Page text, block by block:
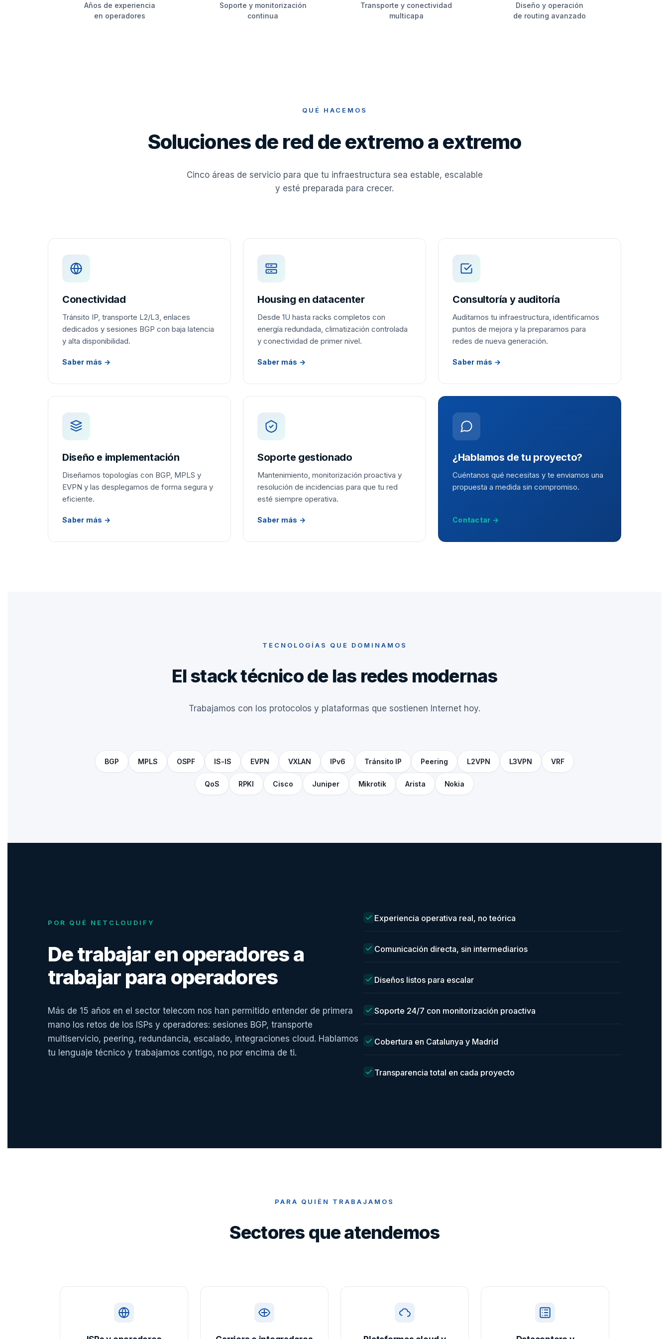
Años de experiencia
en operadores
Soporte y monitorización
continua
Transporte y conectividad
multicapa
Diseño y operación
de routing avanzado
QUÉ HACEMOS
Soluciones de red de extremo a extremo
Cinco áreas de servicio para que tu infraestructura sea estable, escalable
y esté preparada para crecer.
Conectividad
Tránsito IP, transporte L2/L3, enlaces
dedicados y sesiones BGP con baja latencia
y alta disponibilidad.
Saber más →
Housing en datacenter
Desde 1U hasta racks completos con
energía redundada, climatización controlada
y conectividad de primer nivel.
Saber más →
Consultoría y auditoría
Auditamos tu infraestructura, identificamos
puntos de mejora y la preparamos para
redes de nueva generación.
Saber más →
Diseño e implementación
Diseñamos topologías con BGP, MPLS y
EVPN y las desplegamos de forma segura y
eficiente.
Saber más →
Soporte gestionado
Mantenimiento, monitorización proactiva y
resolución de incidencias para que tu red
esté siempre operativa.
Saber más →
¿Hablamos de tu proyecto?
Cuéntanos qué necesitas y te enviamos una
propuesta a medida sin compromiso.
Contactar →
TECNOLOGÍAS QUE DOMINAMOS
El stack técnico de las redes modernas
Trabajamos con los protocolos y plataformas que sostienen Internet hoy.
BGP MPLS OSPF IS-IS EVPN VXLAN IPv6 Tránsito IP Peering L2VPN L3VPN VRF
QoS RPKI Cisco Juniper Mikrotik Arista Nokia
POR QUÉ NETCLOUDIFY
De trabajar en operadores a
trabajar para operadores
Más de 15 años en el sector telecom nos han permitido entender de primera
mano los retos de los ISPs y operadores: sesiones BGP, transporte
multiservicio, peering, redundancia, escalado, integraciones cloud. Hablamos
tu lenguaje técnico y trabajamos contigo, no por encima de ti.
Experiencia operativa real, no teórica
Comunicación directa, sin intermediarios
Diseños listos para escalar
Soporte 24/7 con monitorización proactiva
Cobertura en Catalunya y Madrid
Transparencia total en cada proyecto
PARA QUIÉN TRABAJAMOS
Sectores que atendemos